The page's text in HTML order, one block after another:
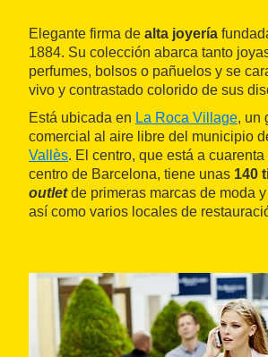
Elegante firma de alta joyería
1884. Su colección abarca tanto
perfumes, bolsos o pañuelos y se
vivo y contrastado colorido de sus
Está ubicada en La Roca Village, un
comercial al aire libre del municipio
Vallès. El centro, que está a cuarenta
centro de Barcelona, tiene unas 140
outletde primeras marcas de moda
así como varios locales de